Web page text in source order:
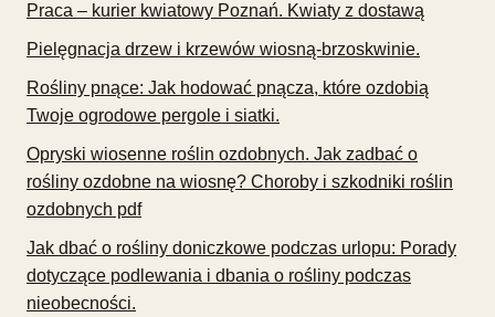
Praca – kurier kwiatowy Poznań. Kwiaty z dostawą
Pielęgnacja drzew i krzewów wiosną-brzoskwinie.
Rośliny pnące: Jak hodować pnącza, które ozdobią
Twoje ogrodowe pergole i siatki.
Opryski wiosenne roślin ozdobnych. Jak zadbać o
rośliny ozdobne na wiosnę? Choroby i szkodniki roślin
ozdobnych pdf
Jak dbać o rośliny doniczkowe podczas urlopu: Porady
dotyczące podlewania i dbania o rośliny podczas
nieobecności.